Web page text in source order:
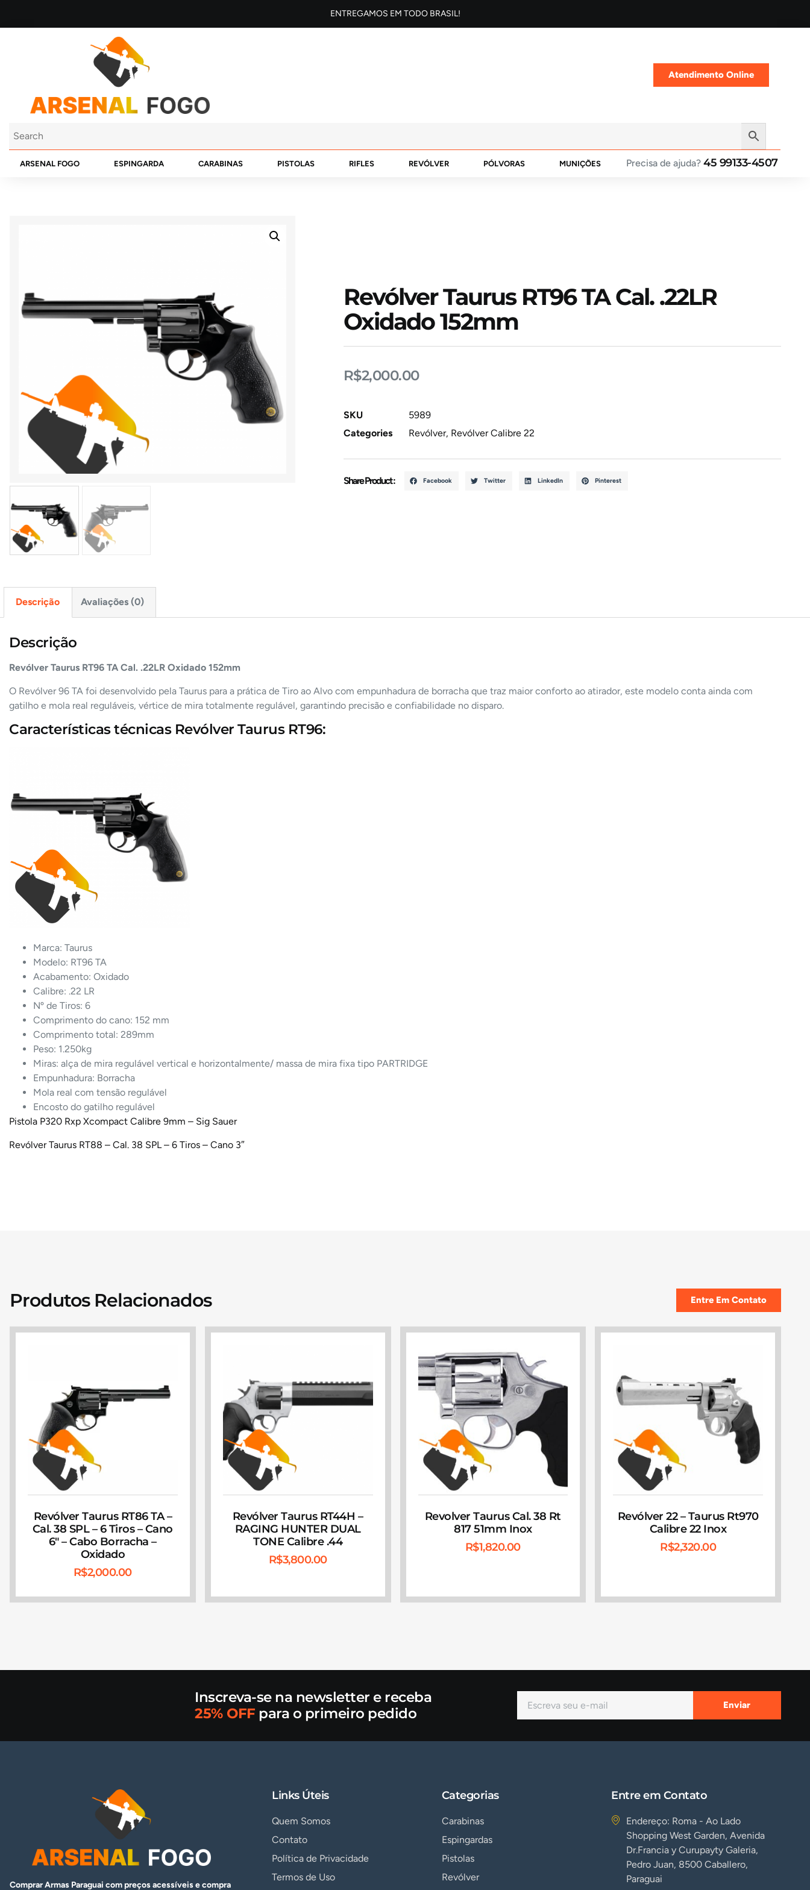
ENTREGAMOS EM TODO BRASIL!
Atendimento Online
ARSENAL FOGO ESPINGARDA CARABINAS PISTOLAS RIFLES REVÓLVER PÓLVORAS MUNIÇÕES Precisa de ajuda? 45 99133-4507
Revólver Taurus RT96 TA Cal. .22LR
Oxidado 152mm
R$2,000.00
SKU
5989
Categories
Revólver, Revólver Calibre 22
Share Product : Facebook Twitter LinkedIn Pinterest
Descrição Avaliações (0)
Descrição
Revólver Taurus RT96 TA Cal. .22LR Oxidado 152mm
O Revólver 96 TA foi desenvolvido pela Taurus para a prática de Tiro ao Alvo com empunhadura de borracha que traz maior conforto ao atirador, este modelo conta ainda com
gatilho e mola real reguláveis, vértice de mira totalmente regulável, garantindo precisão e confiabilidade no disparo.
Características técnicas Revólver Taurus RT96:
Marca: Taurus
Modelo: RT96 TA
Acabamento: Oxidado
Calibre: .22 LR
Nº de Tiros: 6
Comprimento do cano: 152 mm
Comprimento total: 289mm
Peso: 1.250kg
Miras: alça de mira regulável vertical e horizontalmente/ massa de mira fixa tipo PARTRIDGE
Empunhadura: Borracha
Mola real com tensão regulável
Encosto do gatilho regulável
Pistola P320 Rxp Xcompact Calibre 9mm – Sig Sauer
Revólver Taurus RT88 – Cal. 38 SPL – 6 Tiros – Cano 3″
Produtos Relacionados Entre Em Contato
Revólver Taurus RT86 TA –
Cal. 38 SPL – 6 Tiros – Cano
6″ – Cabo Borracha –
Oxidado
R$2,000.00
Revólver Taurus RT44H –
RAGING HUNTER DUAL
TONE Calibre .44
R$3,800.00
Revolver Taurus Cal. 38 Rt
817 51mm Inox
R$1,820.00
Revólver 22 – Taurus Rt970
Calibre 22 Inox
R$2,320.00
Inscreva-se na newsletter e receba
25% OFF para o primeiro pedido Enviar
Comprar Armas Paraguai com preços acessíveis e compra
Links Úteis
Quem Somos
Contato
Política de Privacidade
Termos de Uso
Categorias
Carabinas
Espingardas
Pistolas
Revólver
Entre em Contato
Endereço: Roma - Ao Lado
Shopping West Garden, Avenida
Dr.Francia y Curupayty Galeria,
Pedro Juan, 8500 Caballero,
Paraguai